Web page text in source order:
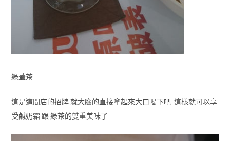
綠蓋茶
這是這間店的招牌 就大膽的直接拿起來大口喝下吧 這樣就可以享
受鹹奶霜 跟 綠茶的雙重美味了